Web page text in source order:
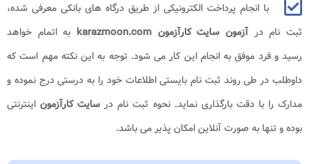
با انجام پرداخت الکترونیکی از طریق درگاه های بانکی معرفی شده،
ثبت نام در آزمون سایت کارآزمون karazmoon.com
به اتمام خواهد
رسید و فرد موفق به انجام این کار می شود. توجه به این نکته مهم است که
داوطلب در طی روند ثبت نام بایستی اطلاعات خود را به درستی درج نموده و
مدارک را با دقت بارگذاری نماید. نحوه ثبت نام درسایت کارآزموناینترنتی
بوده و تنها به صورت آنلاین امکان پذیر می باشد.